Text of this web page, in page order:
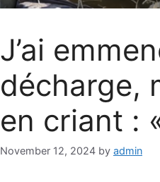
J’ai
décharge,
en criant :
November 12, 2024 by admin